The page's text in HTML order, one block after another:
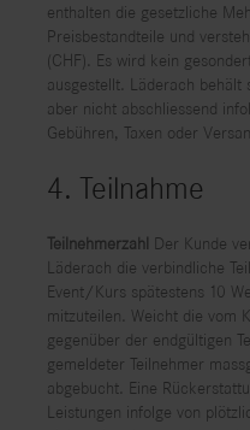
enthalten die gesetzliche
Preisbestandteile und
(CHF). Es wird kein
ausgestellt. Läderach behält
aber nicht abschliessend
Gebühren, Taxen oder
4. Teilnahme
Teilnehmerzahl Der Kunde
Läderach die verbindliche
Event/Kurs spätestens 10
mitzuteilen. Weicht die vom
gegenüber der endgültigen
gemeldeter Teilnehmer
abgebucht. Eine
Leistungen infolge von